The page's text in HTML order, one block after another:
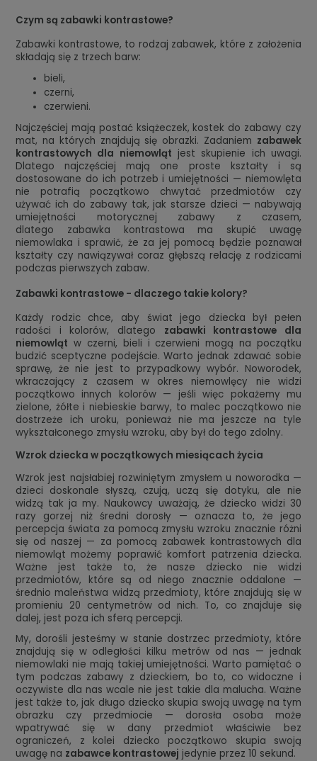
Czym są zabawki kontrastowe?
Zabawki kontrastowe, to rodzaj zabawek, które z założenia
składają się z trzech barw:
bieli,
czerni,
czerwieni.
Najczęściej mają postać książeczek, kostek do zabawy czy
mat, na których znajdują się obrazki. Zadaniem zabawek
kontrastowych dla niemowląt jest skupienie ich uwagi.
Dlatego najczęściej mają one proste kształty i są
dostosowane do ich potrzeb i umiejętności — niemowlęta
nie potrafią początkowo chwytać przedmiotów czy
używać ich do zabawy tak, jak starsze dzieci — nabywają
umiejętności motorycznej zabawy z czasem,
dlatego zabawka kontrastowa ma skupić uwagę
niemowlaka i sprawić, że za jej pomocą będzie poznawał
kształty czy nawiązywał coraz głębszą relację z rodzicami
podczas pierwszych zabaw.
Zabawki kontrastowe - dlaczego takie kolory?
Każdy rodzic chce, aby świat jego dziecka był pełen
radości i kolorów, dlatego zabawki kontrastowe dla
niemowląt w czerni, bieli i czerwieni mogą na początku
budzić sceptyczne podejście. Warto jednak zdawać sobie
sprawę, że nie jest to przypadkowy wybór. Noworodek,
wkraczający z czasem w okres niemowlęcy nie widzi
początkowo innych kolorów — jeśli więc pokażemy mu
zielone, żółte i niebieskie barwy, to malec początkowo nie
dostrzeże ich uroku, ponieważ nie ma jeszcze na tyle
wykształconego zmysłu wzroku, aby był do tego zdolny.
Wzrok dziecka w początkowych miesiącach życia
Wzrok jest najsłabiej rozwiniętym zmysłem u noworodka —
dzieci doskonale słyszą, czują, uczą się dotyku, ale nie
widzą tak ja my. Naukowcy uważają, że dziecko widzi 30
razy gorzej niż średni dorosły — oznacza to, że jego
percepcja świata za pomocą zmysłu wzroku znacznie różni
się od naszej — za pomocą zabawek kontrastowych dla
niemowląt możemy poprawić komfort patrzenia dziecka.
Ważne jest także to, że nasze dziecko nie widzi
przedmiotów, które są od niego znacznie oddalone —
średnio maleństwa widzą przedmioty, które znajdują się w
promieniu 20 centymetrów od nich. To, co znajduje się
dalej, jest poza ich sferą percepcji.
My, dorośli jesteśmy w stanie dostrzec przedmioty, które
znajdują się w odległości kilku metrów od nas — jednak
niemowlaki nie mają takiej umiejętności. Warto pamiętać o
tym podczas zabawy z dzieckiem, bo to, co widoczne i
oczywiste dla nas wcale nie jest takie dla malucha. Ważne
jest także to, jak długo dziecko skupia swoją uwagę na tym
obrazku czy przedmiocie — dorosła osoba może
wpatrywać się w dany przedmiot właściwie bez
ograniczeń, z kolei dziecko początkowo skupia swoją
uwagę na zabawce kontrastowej jedynie przez 10 sekund.